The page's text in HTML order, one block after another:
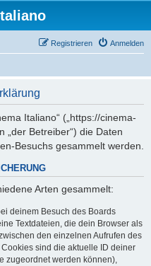
Anmelden
Registrieren
Italiano“ („https://cinema-
„der Betreiber“) die Daten
Besuchs gesammelt werden.
Arten gesammelt:
deinem Besuch des Boards
Textdateien, die dein Browser als
den einzelnen Aufrufen des
sind die aktuelle ID deiner
zugeordnet werden können),